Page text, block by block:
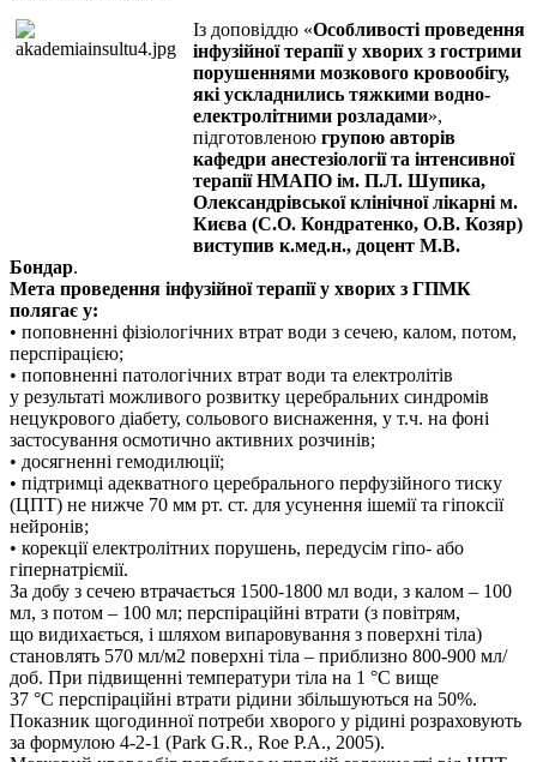
Із доповіддю «Особливості проведення
інфузійної терапії у хворих з гострими
порушеннями мозкового кровообігу,
які ускладнились тяжкими водно-
електролітними розладами»,
підготовленою групою авторів
кафедри анестезіології та інтенсивної
терапії НМАПО ім. П.Л. Шупика,
Олександрівської клінічної лікарні м.
Києва (С.О. Кондратенко, О.В. Козяр)
виступив к.мед.н., доцент М.В.
Бондар.
Мета проведення інфузійної терапії у хворих з ГПМК
полягає у:
• поповненні фізіологічних втрат води з сечею, калом, потом,
перспірацією;
• поповненні патологічних втрат води та електролітів
у результаті можливого розвитку церебральних синдромів
нецукрового діабету, сольового виснаження, у т.ч. на фоні
застосування осмотично активних розчинів;
• досягненні гемодилюції;
• підтримці адекватного церебрального перфузійного тиску
(ЦПТ) не нижче 70 мм рт. ст. для усунення ішемії та гіпоксії
нейронів;
• корекції електролітних порушень, передусім гіпо- або
гіпернатріємії.
За добу з сечею втрачається 1500-1800 мл води, з калом – 100
мл, з потом – 100 мл; перспіраційні втрати (з повітрям,
що видихається, і шляхом випаровування з поверхні тіла)
становлять 570 мл/м2 поверхні тіла – приблизно 800-900 мл/
доб. При підвищенні температури тіла на 1 °С вище
37 °С перспіраційні втрати рідини збільшуються на 50%.
Показник щогодинної потреби хворого у рідині розраховують
за формулою 4-2-1 (Park G.R., Roe P.A., 2005).